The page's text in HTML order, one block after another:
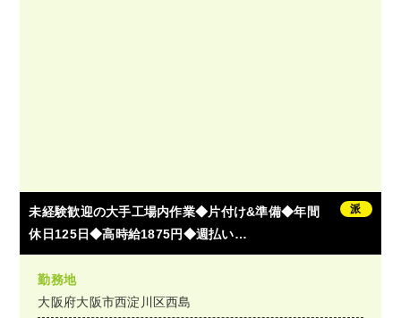
未経験歓迎の大手工場内作業◆片付け&準備◆年間
休日125日◆高時給1875円◆週払い…
派
勤務地
大阪府大阪市西淀川区西島